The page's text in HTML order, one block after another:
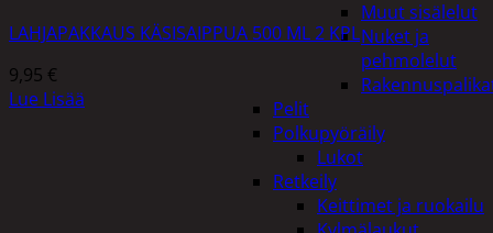
Muut sisälelut
Nuket ja
pehmolelut
Pelit
Polkupyöräily
Lukot
Retkeily
Keittimet ja ruokailu
LAHJAPAKKAUS KÄSISAIPPUA 500 ML 2 KPL
9,95 €
Lue Lisää